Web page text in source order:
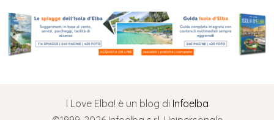
I Love Elba! è un blog di Infoelba